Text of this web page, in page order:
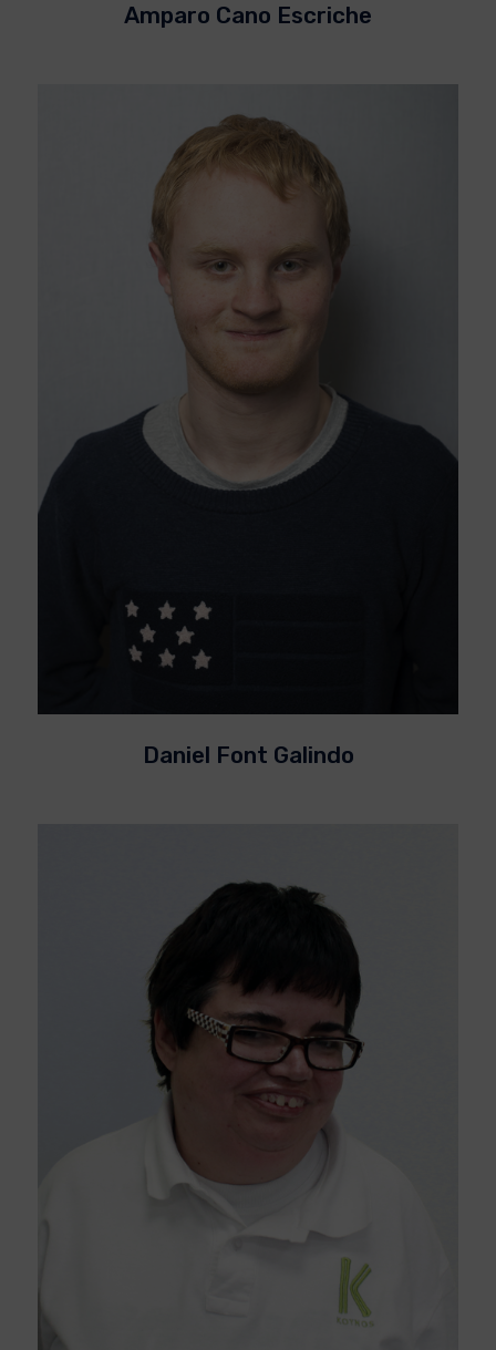
Amparo Cano Escriche
Daniel Font Galindo